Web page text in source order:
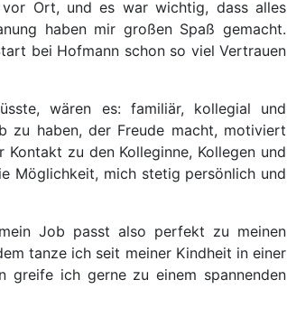
vor Ort, und es war wichtig, dass alles
haben mir großen Spaß gemacht.
bei Hofmann schon so viel Vertrauen
wären es: familiär, kollegial und
zu haben, der Freude macht, motiviert
zu den Kolleginne, Kollegen und
Möglichkeit, mich stetig persönlich und
Job passt also perfekt zu meinen
tanze ich seit meiner Kindheit in einer
greife ich gerne zu einem spannenden